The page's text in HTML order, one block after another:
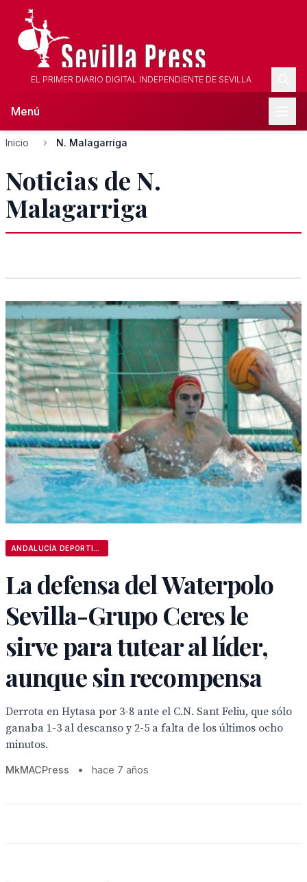
EL PRIMER DIARIO DIGITAL INDEPENDIENTE DE SEVILLA
Menú
Inicio N. Malagarriga
Noticias de N.
Malagarriga
La defensa del Waterpolo
Sevilla-Grupo Ceres le
sirve para tutear al líder,
aunque sin recompensa
Derrota en Hytasa por 3-8 ante el C.N. Sant Feliu, que sólo
ganaba 1-3 al descanso y 2-5 a falta de los últimos ocho
minutos.
MkMACPress • hace 7 años